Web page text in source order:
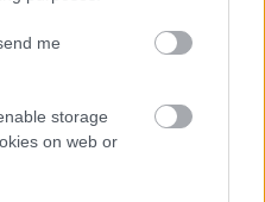
me
storage
on web or